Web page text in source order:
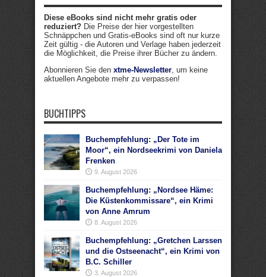
Diese eBooks sind nicht mehr gratis oder
reduziert? Die Preise der hier vorgestellten
Schnäppchen und Gratis-eBooks sind oft nur kurze
Zeit gültig - die Autoren und Verlage haben jederzeit
die Möglichkeit, die Preise ihrer Bücher zu ändern.
Abonnieren Sie den xtme-Newsletter, um keine
aktuellen Angebote mehr zu verpassen!
BUCHTIPPS
Buchempfehlung: „Der Tote im
Moor“, ein Nordseekrimi von Daniela
Frenken
9. August 2026
Buchempfehlung: „Nordsee Häme:
Die Küstenkommissare“, ein Krimi
von Anne Amrum
8. August 2026
Buchempfehlung: „Gretchen Larssen
und die Ostseenacht“, ein Krimi von
B.C. Schiller
3. August 2026